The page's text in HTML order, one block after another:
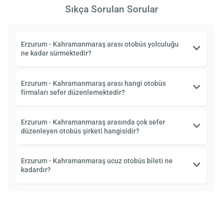
Sıkça Sorulan Sorular
Erzurum - Kahramanmaraş arası otobüs yolculuğu
ne kadar sürmektedir?
Erzurum - Kahramanmaraş arası hangi otobüs
firmaları sefer düzenlemektedir?
Erzurum - Kahramanmaraş arasında çok sefer
düzenleyen otobüs şirketi hangisidir?
Erzurum - Kahramanmaraş ucuz otobüs bileti ne
kadardır?